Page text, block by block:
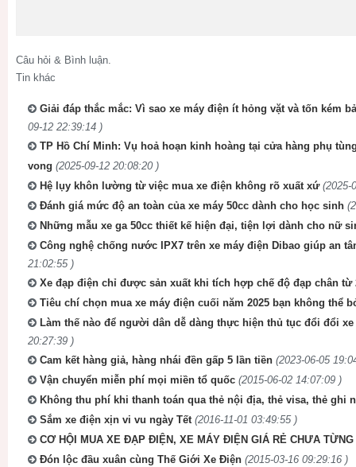
Câu hỏi & Bình luận.
Tin khác
Giải đáp thắc mắc: Vì sao xe máy điện ít hỏng vặt và tốn kém
09-12 22:39:14 )
TP Hồ Chí Minh: Vụ hoả hoạn kinh hoàng tại cửa hàng phụ
vong (2025-09-12 20:08:20 )
Hệ lụy khôn lường từ việc mua xe điện không rõ xuất xứ (2025-
Đánh giá mức độ an toàn của xe máy 50cc dành cho học sinh
Những mẫu xe ga 50cc thiết kế hiện đại, tiện lợi dành cho nữ
Công nghệ chống nước IPX7 trên xe máy điện Dibao giúp an
21:02:55 )
Xe đạp điện chỉ được sản xuất khi tích hợp chế độ đạp chân từ
Tiêu chí chọn mua xe máy điện cuối năm 2025 bạn không thể
Làm thế nào để người dân dễ dàng thực hiện thủ tục đổi đổi
20:27:39 )
Cam kết hàng giả, hàng nhái đền gấp 5 lần tiền (2023-06-05
Vận chuyển miễn phí mọi miền tổ quốc (2015-06-02 14:07:09 )
Không thu phí khi thanh toán qua thẻ nội địa, thẻ visa, thẻ ghi
Sắm xe điện xịn vi vu ngày Tết (2016-11-01 03:49:55 )
CƠ HỘI MUA XE ĐẠP ĐIỆN, XE MÁY ĐIỆN GIÁ RẺ CHƯA TỪNG
Đón lộc đầu xuân cùng Thế Giới Xe Điện (2015-03-16 09:29:16 )